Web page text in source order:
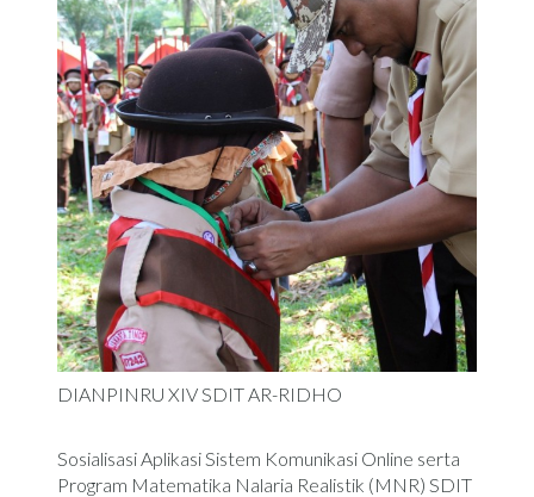
DIANPINRU XIV SDIT AR-RIDHO
Sosialisasi Aplikasi Sistem Komunikasi Online serta
Program Matematika Nalaria Realistik (MNR) SDIT